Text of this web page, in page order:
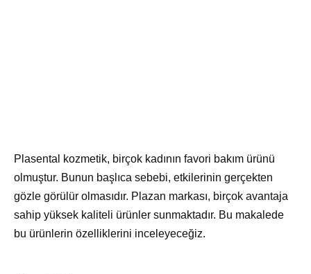
Plasental kozmetik, birçok kadının favori bakım ürünü
olmuştur. Bunun başlıca sebebi, etkilerinin gerçekten
gözle görülür olmasıdır. Plazan markası, birçok avantaja
sahip yüksek kaliteli ürünler sunmaktadır. Bu makalede
bu ürünlerin özelliklerini inceleyeceğiz.